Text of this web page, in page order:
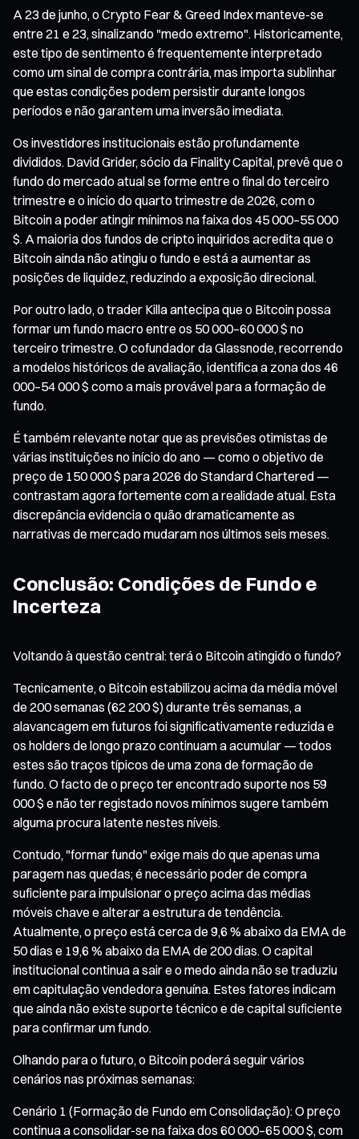
A 23 de junho, o Crypto Fear & Greed Index manteve-se
entre 21 e 23, sinalizando "medo extremo". Historicamente,
este tipo de sentimento é frequentemente interpretado
como um sinal de compra contrária, mas importa sublinhar
que estas condições podem persistir durante longos
períodos e não garantem uma inversão imediata.
Os investidores institucionais estão profundamente
divididos. David Grider, sócio da Finality Capital, prevê que o
fundo do mercado atual se forme entre o final do terceiro
trimestre e o início do quarto trimestre de 2026, com o
Bitcoin a poder atingir mínimos na faixa dos 45 000–55 000
$. A maioria dos fundos de cripto inquiridos acredita que o
Bitcoin ainda não atingiu o fundo e está a aumentar as
posições de liquidez, reduzindo a exposição direcional.
Por outro lado, o trader Killa antecipa que o Bitcoin possa
formar um fundo macro entre os 50 000–60 000 $ no
terceiro trimestre. O cofundador da Glassnode, recorrendo
a modelos históricos de avaliação, identifica a zona dos 46
000–54 000 $ como a mais provável para a formação de
fundo.
É também relevante notar que as previsões otimistas de
várias instituições no início do ano — como o objetivo de
preço de 150 000 $ para 2026 do Standard Chartered —
contrastam agora fortemente com a realidade atual. Esta
discrepância evidencia o quão dramaticamente as
narrativas de mercado mudaram nos últimos seis meses.
Conclusão: Condições de Fundo e
Incerteza
Voltando à questão central: terá o Bitcoin atingido o fundo?
Tecnicamente, o Bitcoin estabilizou acima da média móvel
de 200 semanas (62 200 $) durante três semanas, a
alavancagem em futuros foi significativamente reduzida e
os holders de longo prazo continuam a acumular — todos
estes são traços típicos de uma zona de formação de
fundo. O facto de o preço ter encontrado suporte nos 59
000 $ e não ter registado novos mínimos sugere também
alguma procura latente nestes níveis.
Contudo, "formar fundo" exige mais do que apenas uma
paragem nas quedas; é necessário poder de compra
suficiente para impulsionar o preço acima das médias
móveis chave e alterar a estrutura de tendência.
Atualmente, o preço está cerca de 9,6 % abaixo da EMA de
50 dias e 19,6 % abaixo da EMA de 200 dias. O capital
institucional continua a sair e o medo ainda não se traduziu
em capitulação vendedora genuína. Estes fatores indicam
que ainda não existe suporte técnico e de capital suficiente
para confirmar um fundo.
Olhando para o futuro, o Bitcoin poderá seguir vários
cenários nas próximas semanas:
Cenário 1 (Formação de Fundo em Consolidação): O preço
continua a consolidar-se na faixa dos 60 000–65 000 $, com